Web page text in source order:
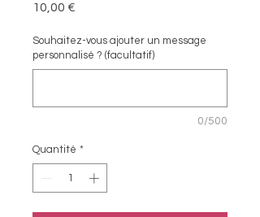
10,00 €
Souhaitez-vous ajouter un message
personnalisé ? (facultatif)
0/500
Quantité *